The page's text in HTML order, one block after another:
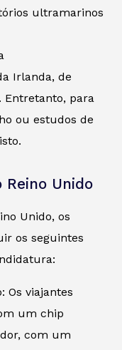
ultramarinos
Irlanda, de
Entretanto, para
ou estudos de
Reino Unido
Unido, os
os seguintes
Os viajantes
um chip
com um